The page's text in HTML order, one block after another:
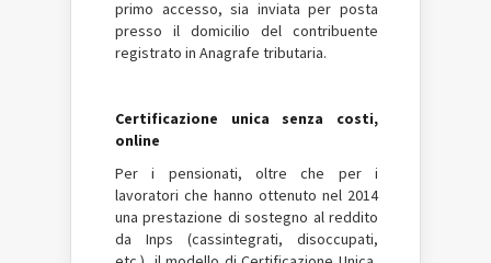
primo accesso, sia inviata per posta
presso il domicilio del contribuente
registrato in Anagrafe tributaria.
Certificazione unica senza costi,
online
Per i pensionati, oltre che per i
lavoratori che hanno ottenuto nel 2014
una prestazione di sostegno al reddito
da Inps (cassintegrati, disoccupati,